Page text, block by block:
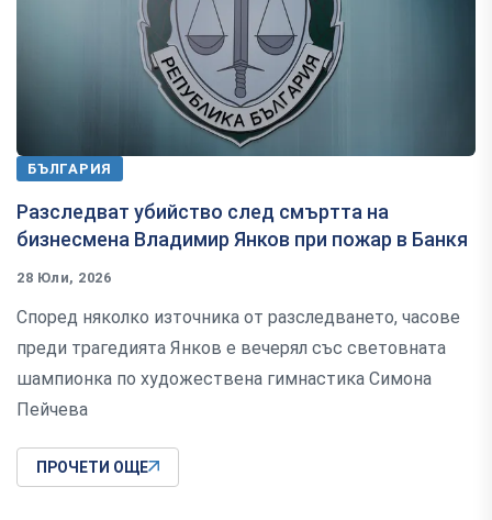
БЪЛГАРИЯ
Разследват убийство след смъртта на
бизнесмена Владимир Янков при пожар в Банкя
28 Юли, 2026
Според няколко източника от разследването, часове
преди трагедията Янков е вечерял със световната
шампионка по художествена гимнастика Симона
Пейчева
ПРОЧЕТИ ОЩЕ